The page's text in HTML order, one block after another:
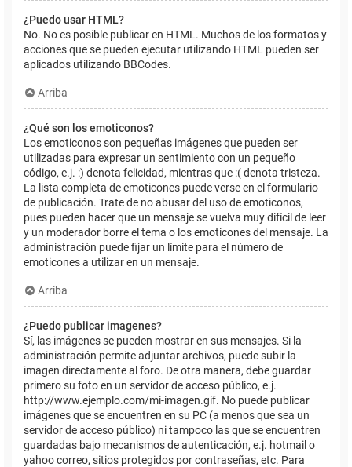
¿Puedo usar HTML?
No. No es posible publicar en HTML. Muchos de los formatos y
acciones que se pueden ejecutar utilizando HTML pueden ser
aplicados utilizando BBCodes.
Arriba
¿Qué son los emoticonos?
Los emoticonos son pequeñas imágenes que pueden ser
utilizadas para expresar un sentimiento con un pequeño
código, e.j. :) denota felicidad, mientras que :( denota tristeza.
La lista completa de emoticones puede verse en el formulario
de publicación. Trate de no abusar del uso de emoticonos,
pues pueden hacer que un mensaje se vuelva muy difícil de leer
y un moderador borre el tema o los emoticones del mensaje. La
administración puede fijar un límite para el número de
emoticones a utilizar en un mensaje.
Arriba
¿Puedo publicar imagenes?
Sí, las imágenes se pueden mostrar en sus mensajes. Si la
administración permite adjuntar archivos, puede subir la
imagen directamente al foro. De otra manera, debe guardar
primero su foto en un servidor de acceso público, e.j.
http://www.ejemplo.com/mi-imagen.gif. No puede publicar
imágenes que se encuentren en su PC (a menos que sea un
servidor de acceso público) ni tampoco las que se encuentren
guardadas bajo mecanismos de autenticación, e.j. hotmail o
yahoo correo, sitios protegidos por contraseñas, etc. Para